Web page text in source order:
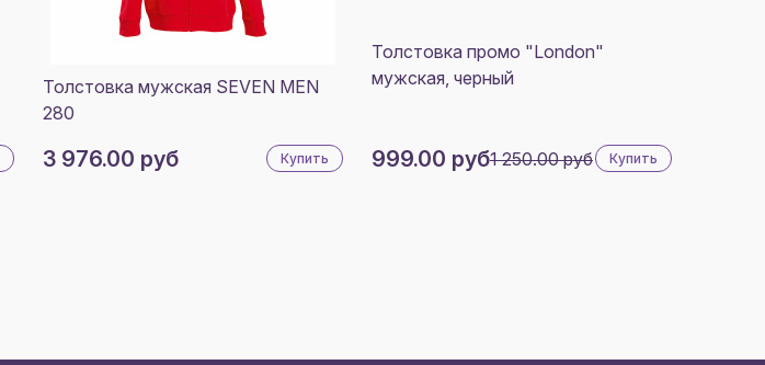
Толстовка мужская SEVEN MEN
280
3 976.00 руб Купить
Толстовка промо "London"
мужская, черный
999.00 руб1 250.00 руб Купить